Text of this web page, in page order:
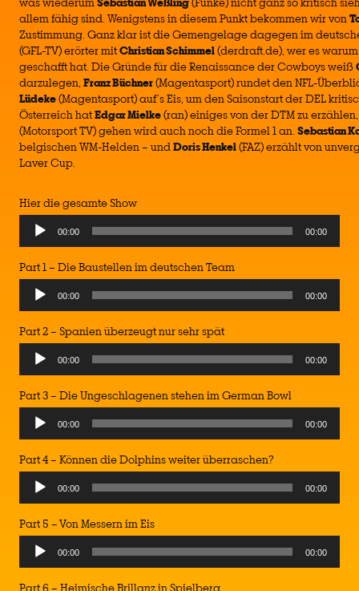
allem fähig sind. Wenigstens in diesem Punkt bekommen wir von
Zustimmung. Ganz klar ist die Gemengelage dagegen im
(GFL-TV) erörter mitChristian Schimmel(derdraft.de), wer es
geschafft hat. Die Gründe für die Renaissance der Cowboys weiß
darzulegen, Franz Büchner(Magentasport) rundet den NFL-
Lüdeke(Magentasport) auf´s Eis, um den Saisonstart der DEL
Österreich hatEdgar Mielke(ran) einiges von der DTM zu
(Motorsport TV) gehen wird auch noch die Formel 1 an.Sebastian
belgischen WM-Helden – undDoris Henkel(FAZ) erzählt von
Laver Cup.
Hier die gesamte Show
Audio
Player
00:00 00:00
Part 1 – Die Baustellen im deutschen Team
Audio
Player
00:00 00:00
Part 2 – Spanien überzeugt nur sehr spät
Audio
Player
00:00 00:00
Part 3 – Die Ungeschlagenen stehen im German Bowl
Audio
Player
00:00 00:00
Part 4 – Können die Dolphins weiter überraschen?
Audio
Player
00:00 00:00
Part 5 – Von Messern im Eis
Audio
Player
00:00 00:00
Part 6 – Heimische Brillanz in Spielberg